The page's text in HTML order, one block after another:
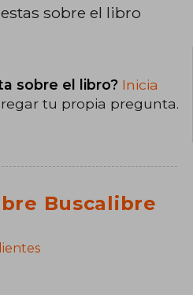
sobre el libro
sobre el libro? Inicia
tu propia pregunta.
Buscalibre